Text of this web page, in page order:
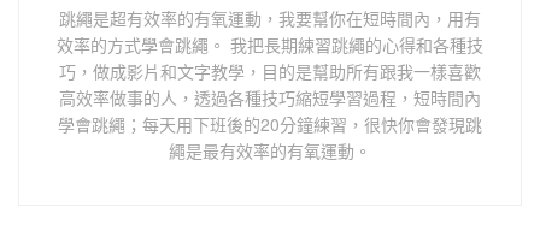
跳繩是超有效率的有氧運動，我要幫你在短時間內，用有
效率的方式學會跳繩。 我把長期練習跳繩的心得和各種技
巧，做成影片和文字教學，目的是幫助所有跟我一樣喜歡
高效率做事的人，透過各種技巧縮短學習過程，短時間內
學會跳繩；每天用下班後的20分鐘練習，很快你會發現跳
繩是最有效率的有氧運動。